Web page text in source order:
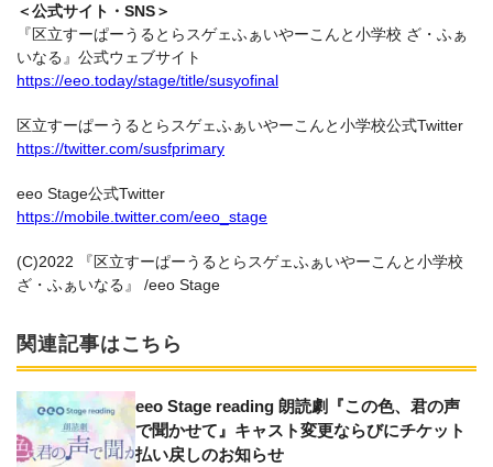
＜公式サイト・SNS＞
『区立すーぱーうるとらスゲェふぁいやーこんと小学校 ざ・ふぁ
いなる』公式ウェブサイト
https://eeo.today/stage/title/susyofinal
区立すーぱーうるとらスゲェふぁいやーこんと小学校公式Twitter
https://twitter.com/susfprimary
eeo Stage公式Twitter
https://mobile.twitter.com/eeo_stage
(C)2022 『区立すーぱーうるとらスゲェふぁいやーこんと小学校
ざ・ふぁいなる』 /eeo Stage
関連記事はこちら
eeo Stage reading 朗読劇『この色、君の声
で聞かせて』キャスト変更ならびにチケット
払い戻しのお知らせ